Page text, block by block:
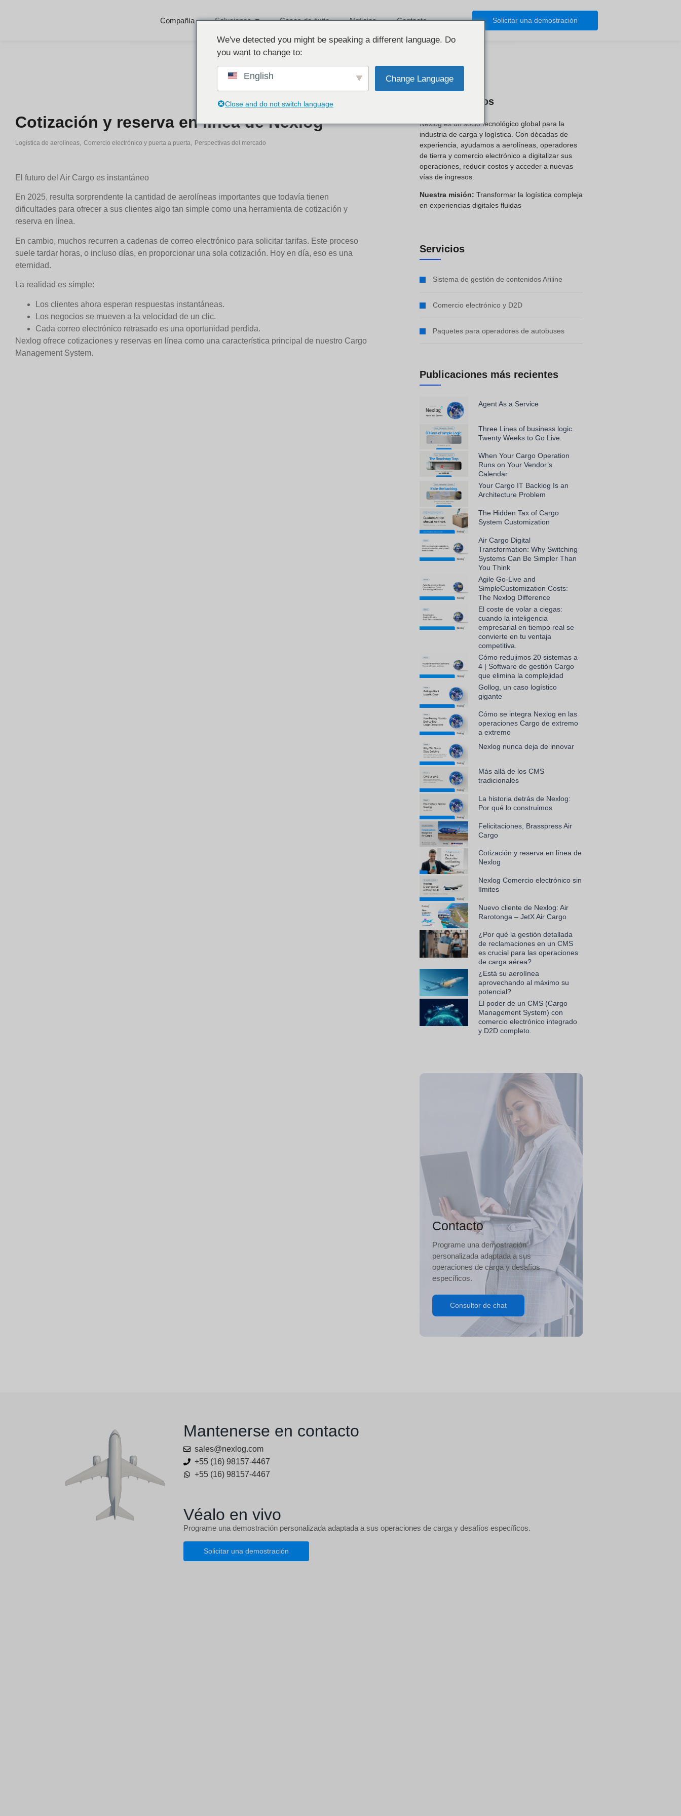
Compañía Soluciones Casos de éxito Noticias Contacto Solicitar una demostración
Cotización y reserva en línea de Nexlog
Logística de aerolíneas, Comercio electrónico y puerta a puerta, Perspectivas del mercado
El futuro del Air Cargo es instantáneo
En 2025, resulta sorprendente la cantidad de aerolíneas importantes que todavía tienen
dificultades para ofrecer a sus clientes algo tan simple como una herramienta de cotización y
reserva en línea.
En cambio, muchos recurren a cadenas de correo electrónico para solicitar tarifas. Este proceso
suele tardar horas, o incluso días, en proporcionar una sola cotización. Hoy en día, eso es una
eternidad.
La realidad es simple:
Los clientes ahora esperan respuestas instantáneas.
Los negocios se mueven a la velocidad de un clic.
Cada correo electrónico retrasado es una oportunidad perdida.
Nexlog ofrece cotizaciones y reservas en línea como una característica principal de nuestro Cargo
Management System.
Sobre nosotros
Nexlog es un socio tecnológico global para la
industria de carga y logística. Con décadas de
experiencia, ayudamos a aerolíneas, operadores
de tierra y comercio electrónico a digitalizar sus
operaciones, reducir costos y acceder a nuevas
vías de ingresos.
Nuestra misión: Transformar la logística compleja
en experiencias digitales fluidas
Servicios
Sistema de gestión de contenidos Ariline
Comercio electrónico y D2D
Paquetes para operadores de autobuses
Publicaciones más recientes
Agent As a Service
Three Lines of business logic.
Twenty Weeks to Go Live.
When Your Cargo Operation
Runs on Your Vendor’s
Calendar
Your Cargo IT Backlog Is an
Architecture Problem
The Hidden Tax of Cargo
System Customization
Air Cargo Digital
Transformation: Why Switching
Systems Can Be Simpler Than
You Think
Agile Go-Live and
SimpleCustomization Costs:
The Nexlog Difference
El coste de volar a ciegas:
cuando la inteligencia
empresarial en tiempo real se
convierte en tu ventaja
competitiva.
Cómo redujimos 20 sistemas a
4 | Software de gestión Cargo
que elimina la complejidad
Gollog, un caso logístico
gigante
Cómo se integra Nexlog en las
operaciones Cargo de extremo
a extremo
Nexlog nunca deja de innovar
Más allá de los CMS
tradicionales
La historia detrás de Nexlog:
Por qué lo construimos
Felicitaciones, Brasspress Air
Cargo
Cotización y reserva en línea de
Nexlog
Nexlog Comercio electrónico sin
límites
Nuevo cliente de Nexlog: Air
Rarotonga – JetX Air Cargo
¿Por qué la gestión detallada
de reclamaciones en un CMS
es crucial para las operaciones
de carga aérea?
¿Está su aerolínea
aprovechando al máximo su
potencial?
El poder de un CMS (Cargo
Management System) con
comercio electrónico integrado
y D2D completo.
Contacto
Programe una demostración
personalizada adaptada a sus
operaciones de carga y desafíos
específicos.
Consultor de chat
Mantenerse en contacto
sales@nexlog.com
+55 (16) 98157-4467
+55 (16) 98157-4467
Véalo en vivo
Programe una demostración personalizada adaptada a sus operaciones de carga y desafíos específicos.
Solicitar una demostración
We've detected you might be speaking a different language. Do
you want to change to:
English Change Language
Close and do not switch language